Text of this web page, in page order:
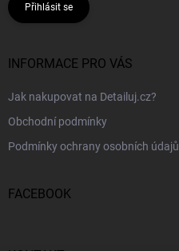
Přihlásit se
INFORMACE PRO VÁS
Jak nakupovat na Detailuj.cz?
Obchodní podmínky
Podmínky ochrany osobních údajů
FACEBOOK